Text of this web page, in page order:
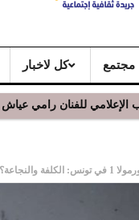
مجتمع كل لاخبار
للفنان رامي عياش
والنجاعة؟